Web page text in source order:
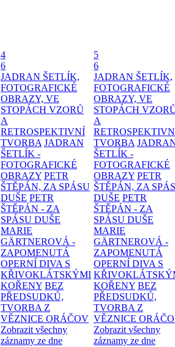
4
6
JADRAN ŠETLÍK,
FOTOGRAFICKÉ
OBRAZY, VE
STOPÁCH VZORŮ
A
RETROSPEKTIVNÍ
TVORBA JADRAN
ŠETLÍK -
FOTOGRAFICKÉ
OBRAZY PETR
ŠTĚPÁN, ZA SPÁSU
DUŠE PETR
ŠTĚPÁN - ZA
SPÁSU DUŠE
MARIE
GÄRTNEROVÁ -
ZAPOMENUTÁ
OPERNÍ DIVA S
KŘIVOKLÁTSKÝMI
KOŘENY BEZ
PŘEDSUDKŮ,
TVORBA Z
VĚZNICE ORÁČOV
Zobrazit všechny
záznamy ze dne
5
6
JADRAN ŠETLÍK,
FOTOGRAFICKÉ
OBRAZY, VE
STOPÁCH
A
TVORBA
ŠETLÍK -
FOTOGRAFICKÉ
OBRAZY PETR
ŠTĚPÁN, ZA
DUŠE PETR
ŠTĚPÁN - ZA
SPÁSU DUŠE
MARIE
GÄRTNEROVÁ -
ZAPOMENUTÁ
OPERNÍ DIVA S
KOŘENY BEZ
PŘEDSUDKŮ,
TVORBA Z
VĚZNICE
Zobrazit všechny
záznamy ze dne